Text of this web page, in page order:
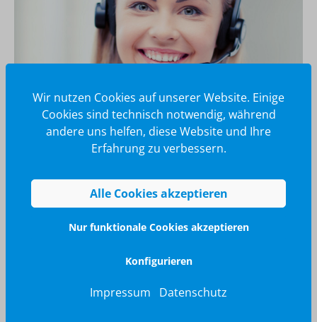
Wir glänzen für Sie
040 / 570 18 25 70
info@brilliant-promotion.com
Jetzt anfragen
Wir nutzen Cookies auf unserer Website. Einige
Cookies sind technisch notwendig, während
andere uns helfen, diese Website und Ihre
Erfahrung zu verbessern.
Alle Cookies akzeptieren
Nur funktionale Cookies akzeptieren
Konfigurieren
Impressum Datenschutz